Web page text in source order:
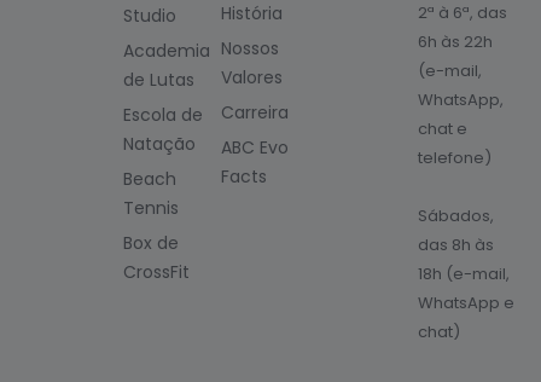
Studio
Academia
de Lutas
Escola de
Natação
Beach
Tennis
Box de
CrossFit
História
Nossos
Valores
Carreira
ABC Evo
Facts
2ª à 6ª, das
6h às 22h
(e-mail,
WhatsApp,
chat e
telefone)
Sábados,
das 8h às
18h (e-mail,
WhatsApp e
chat)